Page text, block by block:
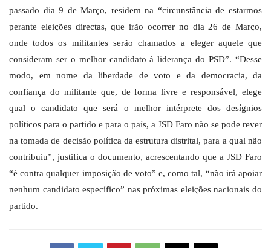
passado dia 9 de Março, residem na “circunstância de estarmos
perante eleições directas, que irão ocorrer no dia 26 de Março,
onde todos os militantes serão chamados a eleger aquele que
consideram ser o melhor candidato à liderança do PSD”. “Desse
modo, em nome da liberdade de voto e da democracia, da
confiança do militante que, de forma livre e responsável, elege
qual o candidato que será o melhor intérprete dos desígnios
políticos para o partido e para o país, a JSD Faro não se pode rever
na tomada de decisão política da estrutura distrital, para a qual não
contribuiu”, justifica o documento, acrescentando que a JSD Faro
“é contra qualquer imposição de voto” e, como tal, “não irá apoiar
nenhum candidato específico” nas próximas eleições nacionais do
partido.